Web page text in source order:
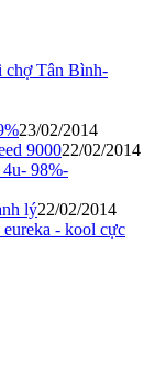
chợ Tân Bình-
23/02/2014
900022/02/2014
98%-
lý22/02/2014
- kool cực